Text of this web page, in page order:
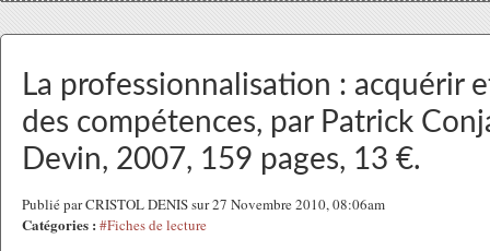
La professionnalisation : acquérir
des compétences, par Patrick
Devin, 2007, 159 pages, 13 €.
Publié par CRISTOL DENIS sur 27 Novembre 2010, 08:06am
Catégories : #Fiches de lecture